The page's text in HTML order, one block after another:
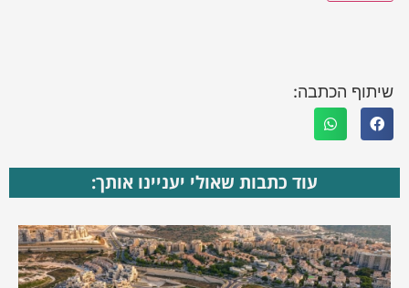
שיתוף הכתבה:
עוד כתבות שאולי יעניינו אותך: